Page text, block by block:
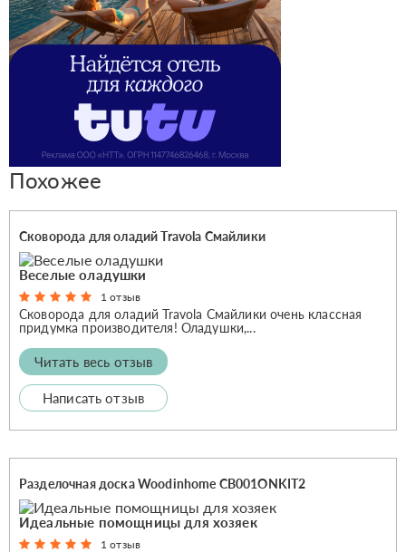
Похожее
Сковорода для оладий Travola Смайлики
Веселые оладушки
1 отзыв
Сковорода для оладий Travola Смайлики очень классная
придумка производителя! Оладушки,...
Читать весь отзыв
Написать отзыв
Разделочная доска Woodinhome CB001ONKIT2
Идеальные помощницы для хозяек
1 отзыв